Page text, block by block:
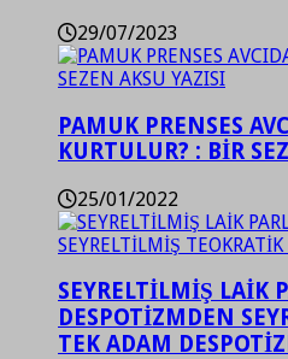
29/07/2023
PAMUK PRENSES
KURTULUR? : BİR
25/01/2022
SEYRELTİLMİŞ LAİK
DESPOTİZMDEN
TEK ADAM